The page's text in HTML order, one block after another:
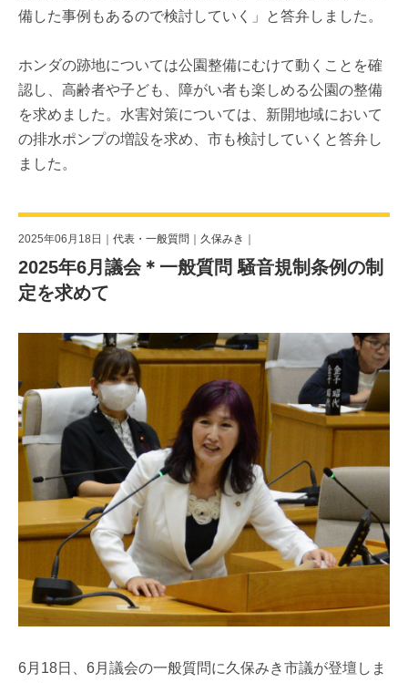
備した事例もあるので検討していく」と答弁しました。
ホンダの跡地については公園整備にむけて動くことを確
認し、高齢者や子ども、障がい者も楽しめる公園の整備
を求めました。水害対策については、新開地域において
の排水ポンプの増設を求め、市も検討していくと答弁し
ました。
2025年06月18日｜ 代表・一般質問 ｜ 久保みき ｜
2025年6月議会＊一般質問 騒音規制条例の制
定を求めて
6月18日、6月議会の一般質問に久保みき市議が登壇しま